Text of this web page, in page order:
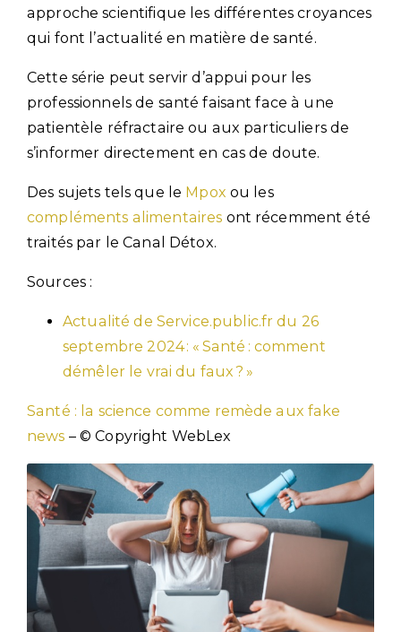
approche scientifique les différentes croyances
qui font l’actualité en matière de santé.
Cette série peut servir d’appui pour les
professionnels de santé faisant face à une
patientèle réfractaire ou aux particuliers de
s’informer directement en cas de doute.
Des sujets tels que le Mpox ou les
compléments alimentaires ont récemment été
traités par le Canal Détox.
Sources :
Actualité de Service.public.fr du 26
septembre 2024 : « Santé : comment
démêler le vrai du faux ? »
Santé : la science comme remède aux fake
news – © Copyright WebLex